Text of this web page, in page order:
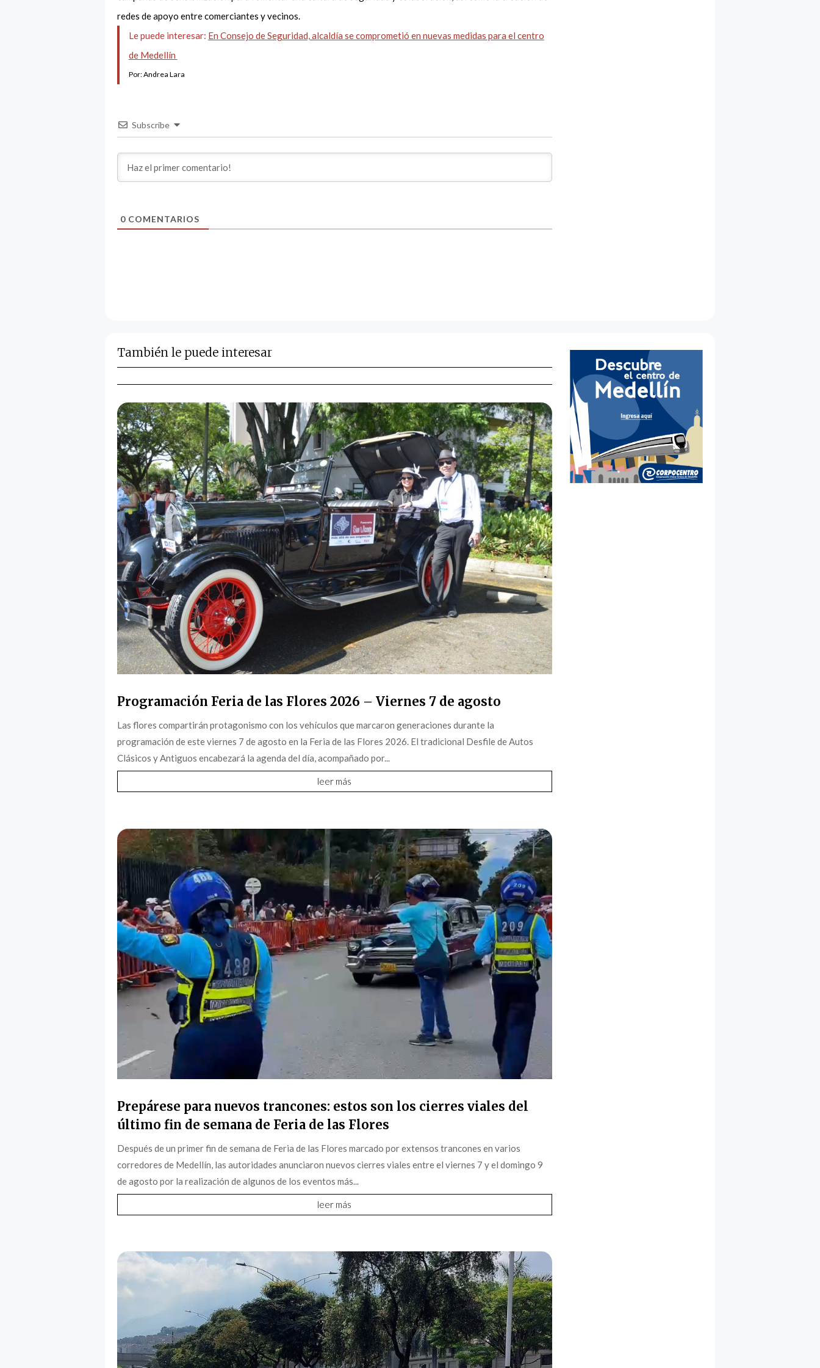
redes de apoyo entre comerciantes y vecinos.
Le puede interesar: En Consejo de Seguridad, alcaldía se comprometió en nuevas medidas para el centro
de Medellín
Por: Andrea Lara
Subscribe
0 COMENTARIOS
También le puede interesar
Programación Feria de las Flores 2026 – Viernes 7 de agosto
Las flores compartirán protagonismo con los vehículos que marcaron generaciones durante la
programación de este viernes 7 de agosto en la Feria de las Flores 2026. El tradicional Desfile de Autos
Clásicos y Antiguos encabezará la agenda del día, acompañado por...
leer más
Prepárese para nuevos trancones: estos son los cierres viales del
último fin de semana de Feria de las Flores
Después de un primer fin de semana de Feria de las Flores marcado por extensos trancones en varios
corredores de Medellín, las autoridades anunciaron nuevos cierres viales entre el viernes 7 y el domingo 9
de agosto por la realización de algunos de los eventos más...
leer más